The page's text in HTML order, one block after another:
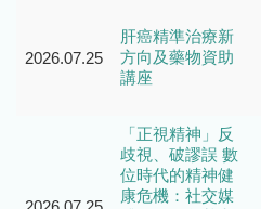
2026.07.25
肝癌精準治療新
方向及藥物資助
講座
「正視精神」反
歧視、破謬誤 數
位時代的精神健
康危機：社交媒